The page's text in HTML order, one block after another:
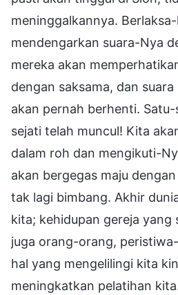
meninggalkannya.
mendengarkan suara-Nya
mereka akan
dengan saksama, dan
akan pernah berhenti.
sejati telah muncul! Kita
dalam roh dan mengikuti-
akan bergegas maju
tak lagi bimbang. Akhir
kita; kehidupan gereja yang
juga orang-orang,
hal yang mengelilingi kita
meningkatkan pelatihan